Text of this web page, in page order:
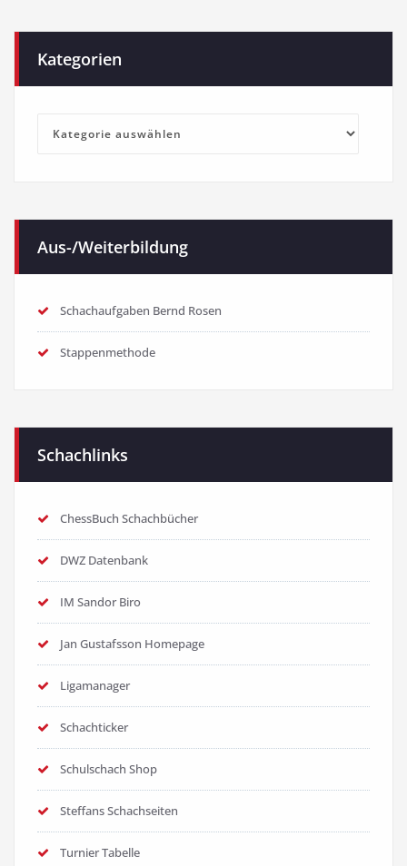
Kategorien
Kategorien
Aus-/Weiterbildung
Schachaufgaben Bernd Rosen
Stappenmethode
Schachlinks
ChessBuch Schachbücher
DWZ Datenbank
IM Sandor Biro
Jan Gustafsson Homepage
Ligamanager
Schachticker
Schulschach Shop
Steffans Schachseiten
Turnier Tabelle